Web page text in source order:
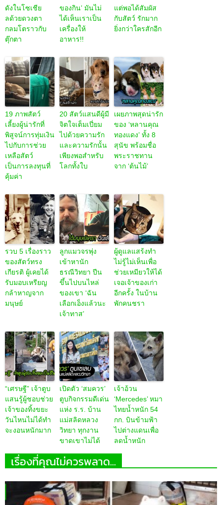
ดังในโซเชีย
ลด้วยดวงตา
กลมโตราวกับ
ตุ๊กตา
ของกิน’ มันไม่
ได้เห็นเราเป็น
เครื่องให้
อาหาร!!
แต่พอได้สัมผัส
กับสัตว์ รักมาก
ยิ่งกว่าใครสักอีก
19 ภาพสัตว์
เลี้ยงผู้น่ารักที่
พิสูจน์การทุ่มเงิน
ไปกับการช่วย
เหลือสัตว์
เป็นการลงทุนที่
คุ้มค่า
20 สัตว์แสนดีผู้มี
จิตใจเต็มเปี่ยม
ไปด้วยความรัก
และความรักนั้น
เพียงพอสำหรับ
โลกทั้งใบ
เผยภาพสุดน่ารัก
ของ ‘หลานคุณ
ทองแดง’ ทั้ง 8
สุนัข พร้อมชื่อ
พระราชทาน
จาก ‘ต้นไม้’
รวบ 5 เรื่องราว
ของสัตว์ทรง
เกียรติ ผู้เคยได้
รับมอบเหรียญ
กล้าหาญจาก
มนุษย์
ลูกแมวจรพุ่ง
เข้าหานัก
ธรณีวิทยา ปีน
ขึ้นไปบนไหล่
ของเขา ‘ฉัน
เลือกเอ็งแล้วนะ
เจ้าทาส’
ผู้ดูแลแสร้งทำ
ไม่รู้ไม่เห็นเพื่อ
ช่วยเหมียวให้ได้
เจอเจ้าของเก่า
อีกครั้ง ในบ้าน
พักคนชรา
“เศรษฐี” เจ้าตูบ
แสนรู้ผู้ชอบช่วย
เจ้าของทิ้งขยะ
วันไหนไม่ได้ทำ
จะงอนหนักมาก
เปิดตัว ‘สมควร’
ตูบกิจกรรมดีเด่น
แห่ง ร.ร. บ้าน
แม่สลิดหลวง
วิทยา ทุกงาน
ขาดเขาไม่ได้
เจ้าอ้วน
‘Mercedes’ หมา
ไทยน้ำหนัก 54
กก. บินข้ามฟ้า
ไปต่างแดนเพื่อ
ลดน้ำหนัก
เรื่องที่คุณไม่ควรพลาด...